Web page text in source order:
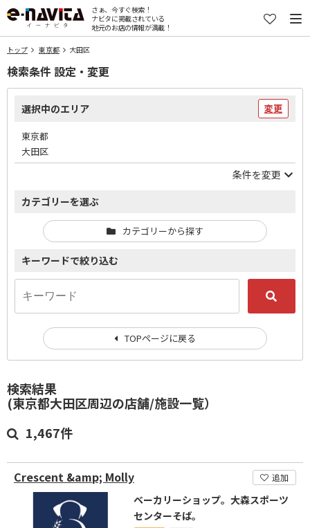
さぁ、今すぐ検索！
ナビタに掲載されている
地元のお店の情報が満載！
トップ 東京都 大田区
検索結果
(東京都大田区周辺の店舗/施設一覧）
1,467件
Crescent &amp; Molly 追加
ベーカリーショップ。大森スポーツ
センターそば。
検索条件 設定・変更
選択中のエリア 変更
東京都
大田区
条件を変更
カテゴリーを選ぶ
カテゴリーから探す
キーワードで絞り込む
TOPページに戻る